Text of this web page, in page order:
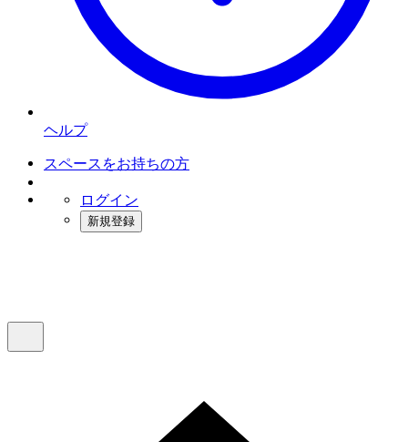
ヘルプ
スペースをお持ちの方
ログイン
新規登録